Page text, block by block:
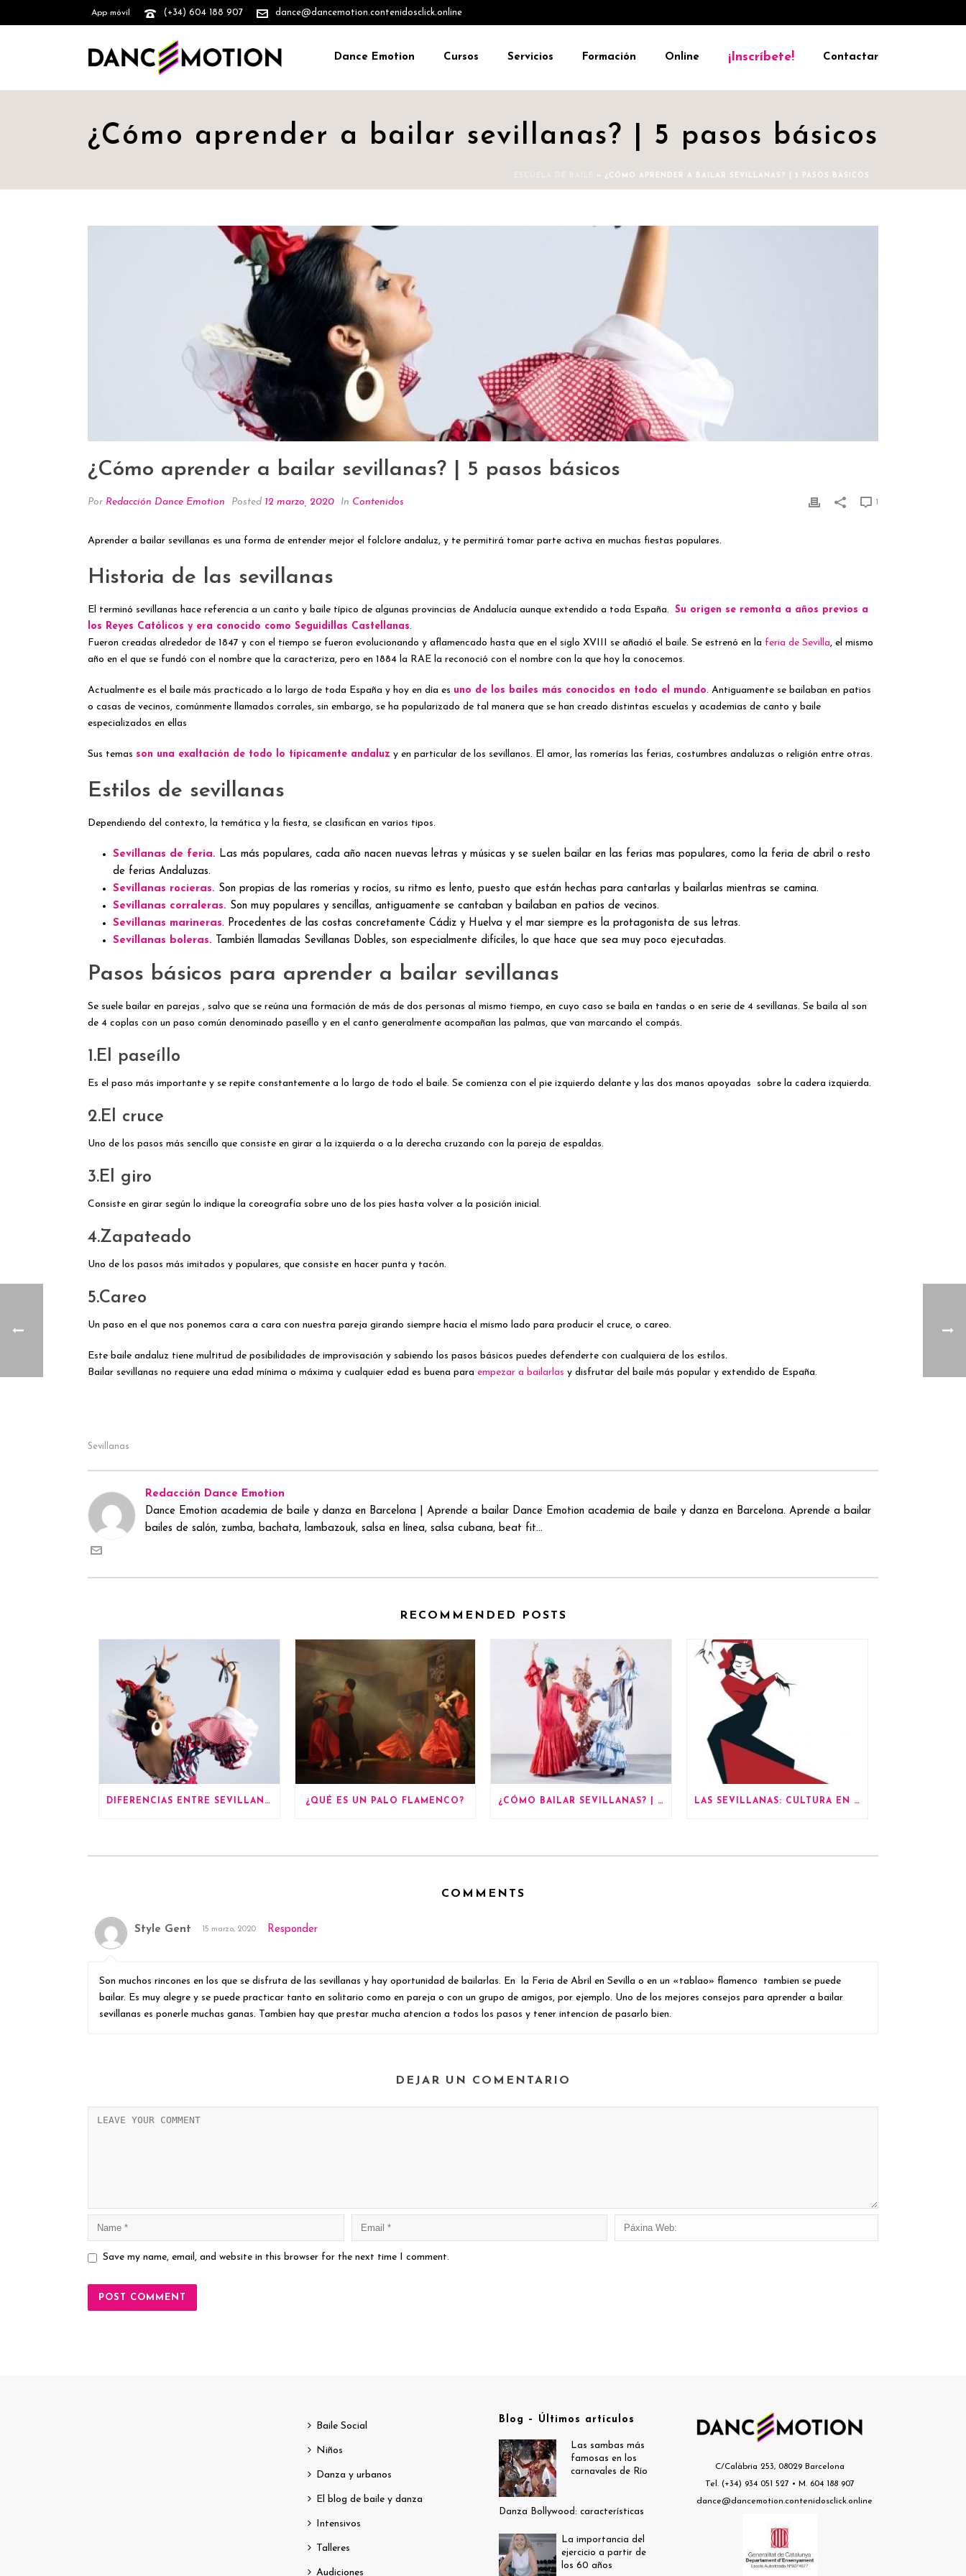
App móvil (+34) 604 188 907 dance@dancemotion.contenidosclick.online
Dance Emotion Cursos Servicios Formación Online ¡Inscríbete! Contactar
¿Cómo aprender a bailar sevillanas? | 5 pasos básicos
» ¿CÓMO APRENDER A BAILAR SEVILLANAS? | 5 PASOS BÁSICOS
¿Cómo aprender a bailar sevillanas? | 5 pasos básicos
Por Redacción Dance Emotion Posted 12 marzo, 2020 In Contenidos
Aprender a bailar sevillanas es una forma de entender mejor el folclore andaluz, y te permitirá tomar parte activa en muchas fiestas populares.
Historia de las sevillanas
El terminó sevillanas hace referencia a un canto y baile típico de algunas provincias de Andalucía aunque extendido a toda España. Su origen se remonta a años previos a
los Reyes Católicos y era conocido como Seguidillas Castellanas.
Fueron creadas alrededor de 1847 y con el tiempo se fueron evolucionando y aflamencado hasta que en el siglo XVIII se añadió el baile. Se estrenó en la feria de Sevilla, el mismo
año en el que se fundó con el nombre que la caracteriza, pero en 1884 la RAE la reconoció con el nombre con la que hoy la conocemos.
Actualmente es el baile más practicado a lo largo de toda España y hoy en día es uno de los bailes más conocidos en todo el mundo. Antiguamente se bailaban en patios
o casas de vecinos, comúnmente llamados corrales, sin embargo, se ha popularizado de tal manera que se han creado distintas escuelas y academias de canto y baile
especializados en ellas
Sus temas son una exaltación de todo lo típicamente andaluz y en particular de los sevillanos. El amor, las romerías las ferias, costumbres andaluzas o religión entre otras.
Estilos de sevillanas
Dependiendo del contexto, la temática y la fiesta, se clasifican en varios tipos.
Sevillanas de feria. Las más populares, cada año nacen nuevas letras y músicas y se suelen bailar en las ferias mas populares, como la feria de abril o resto
de ferias Andaluzas.
Sevillanas rocieras. Son propias de las romerías y rocíos, su ritmo es lento, puesto que están hechas para cantarlas y bailarlas mientras se camina.
Sevillanas corraleras. Son muy populares y sencillas, antiguamente se cantaban y bailaban en patios de vecinos.
Sevillanas marineras. Procedentes de las costas concretamente Cádiz y Huelva y el mar siempre es la protagonista de sus letras.
Sevillanas boleras. También llamadas Sevillanas Dobles, son especialmente difíciles, lo que hace que sea muy poco ejecutadas.
Pasos básicos para aprender a bailar sevillanas
Se suele bailar en parejas , salvo que se reúna una formación de más de dos personas al mismo tiempo, en cuyo caso se baila en tandas o en serie de 4 sevillanas. Se baila al son
de 4 coplas con un paso común denominado paseíllo y en el canto generalmente acompañan las palmas, que van marcando el compás.
1.El paseíllo
Es el paso más importante y se repite constantemente a lo largo de todo el baile. Se comienza con el pie izquierdo delante y las dos manos apoyadas sobre la cadera izquierda.
2.El cruce
Uno de los pasos más sencillo que consiste en girar a la izquierda o a la derecha cruzando con la pareja de espaldas.
3.El giro
Consiste en girar según lo indique la coreografía sobre uno de los pies hasta volver a la posición inicial.
4.Zapateado
Uno de los pasos más imitados y populares, que consiste en hacer punta y tacón.
5.Careo
Un paso en el que nos ponemos cara a cara con nuestra pareja girando siempre hacia el mismo lado para producir el cruce, o careo.
Este baile andaluz tiene multitud de posibilidades de improvisación y sabiendo los pasos básicos puedes defenderte con cualquiera de los estilos.
Bailar sevillanas no requiere una edad mínima o máxima y cualquier edad es buena para empezar a bailarlas y disfrutar del baile más popular y extendido de España.
Sevillanas
Redacción Dance Emotion
Dance Emotion academia de baile y danza en Barcelona | Aprende a bailar Dance Emotion academia de baile y danza en Barcelona. Aprende a bailar
bailes de salón, zumba, bachata, lambazouk, salsa en línea, salsa cubana, beat fit...
RECOMMENDED POSTS
DIFERENCIAS ENTRE SEVILLANAS Y FLAMENCO ¿QUÉ ES UN PALO FLAMENCO? ¿CÓMO BAILAR SEVILLANAS? | 4 PASOS SENCILLOS PARA PRINCIPIANTES LAS SEVILLANAS: CULTURA EN FORMA DE BAILE
COMMENTS
Style Gent 15 marzo, 2020 Responder
Son muchos rincones en los que se disfruta de las sevillanas y hay oportunidad de bailarlas. En la Feria de Abril en Sevilla o en un «tablao» flamenco tambien se puede
bailar. Es muy alegre y se puede practicar tanto en solitario como en pareja o con un grupo de amigos, por ejemplo. Uno de los mejores consejos para aprender a bailar
sevillanas es ponerle muchas ganas. Tambien hay que prestar mucha atencion a todos los pasos y tener intencion de pasarlo bien.
DEJAR UN COMENTARIO
Save my name, email, and website in this browser for the next time I comment.
Baile Social
Niños
Danza y urbanos
El blog de baile y danza
Intensivos
Talleres
Audiciones
Blog – Últimos artículos
Las sambas más
famosas en los
carnavales de Río
Danza Bollywood: características
La importancia del
ejercicio a partir de
los 60 años
C/Calàbria 253, 08029 Barcelona
Tel. (+34) 934 051 527 • M. 604 188 907
dance@dancemotion.contenidosclick.online